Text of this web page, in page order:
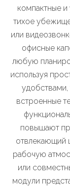
компактные
тихое убежище
или
офисные
любую
используя
удобствами,
встроенные
повышают
отвлекающий
рабочую
или
модули